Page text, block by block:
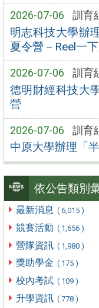
2026-07-06 訓育
明志科技大學辦
夏令營－Reel一
2026-07-06 訓育
德明財經科技大
營
2026-07-06 訓育
中原大學辦理「
依公告類別
最新消息 ( 6,015 )
競賽活動 ( 1,656 )
營隊資訊 ( 1,980 )
獎助學金 ( 175 )
校內考試 ( 109 )
升學資訊 ( 778 )